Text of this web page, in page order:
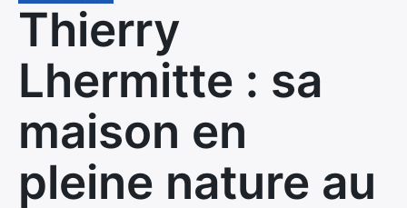
Thierry
Lhermitte : sa
maison en
pleine nature au